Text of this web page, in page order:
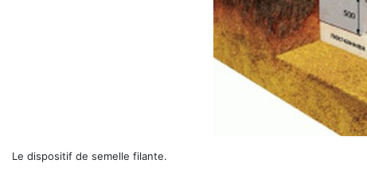
Le dispositif de semelle filante.